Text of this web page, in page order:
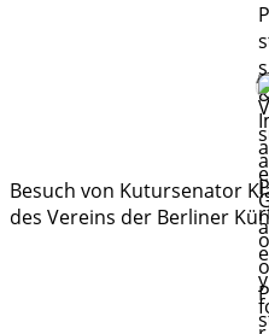
Besuch von Kutursenator
des Vereins der Berliner